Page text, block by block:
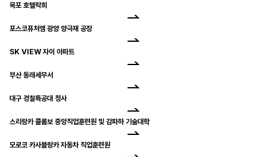
목포 호텔락희
포스코퓨처엠 광양 양극재 공장
SK VIEW 자이 아파트
부산 동래세무서
대구 경찰특공대 청사
스리랑카 콜롬보 중앙직업훈련원 및 감파하 기술대학
모로코 카사블랑카 자동차 직업훈련원